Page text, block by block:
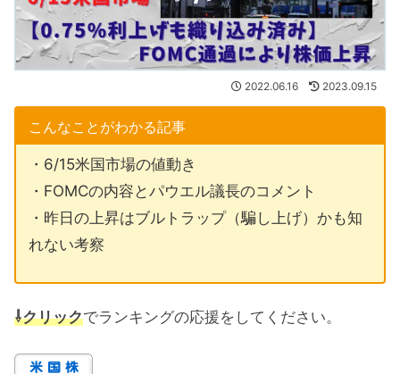
2022.06.16 2023.09.15
こんなことがわかる記事
・6/15米国市場の値動き
・FOMCの内容とパウエル議長のコメント
・昨日の上昇はブルトラップ（騙し上げ）かも知
れない考察
⇩クリックでランキングの応援をしてください。